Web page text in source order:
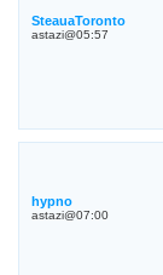
SteauaToronto
astazi@05:57
hypno
astazi@07:00